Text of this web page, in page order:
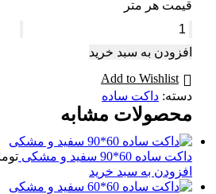
قیمت هر متر
افزودن به سبد خرید
Add to Wishlist
دسته: داکت ساده
محصولات مشابه
داکت ساده 60*90 سفید و مشکی
افزودن به سبد خرید